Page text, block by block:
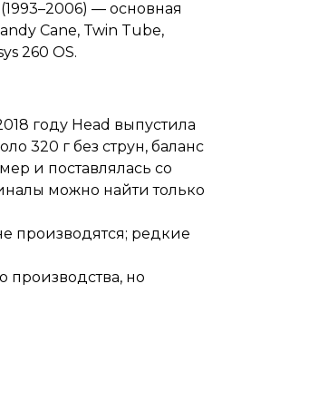
— основная
Cane, Twin Tube,
260 OS.
году Head выпустила
320 г без струн, баланс
и поставлялась со
можно найти только
производятся; редкие
производства, но